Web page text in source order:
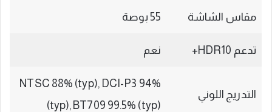
مقاس الشاشة 55 بوصة
تدعم HDR10+ نعم
التدريج اللوني
NTSC 88% (typ), DCI-P3 94%
(typ), BT709 99.5% (typ)